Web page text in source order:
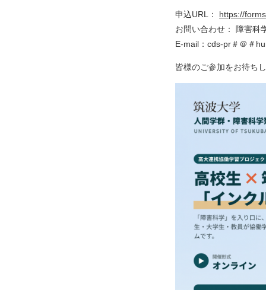
申込URL： https://
お問い合わせ： 障害科
E-mail：cds-pr＃＠＃
皆様のご参加をお待ち